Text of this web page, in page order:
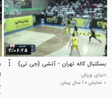
2:06:25
بسکتبال کاله تهران - آتشی (جی تی)
دنیای ورزش
0 نمایش
1 سال پیش
0